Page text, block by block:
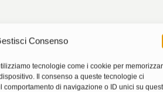
Consenso
tecnologie come i cookie per
Il consenso a queste tecnologie ci
comportamento di navigazione o ID unici su